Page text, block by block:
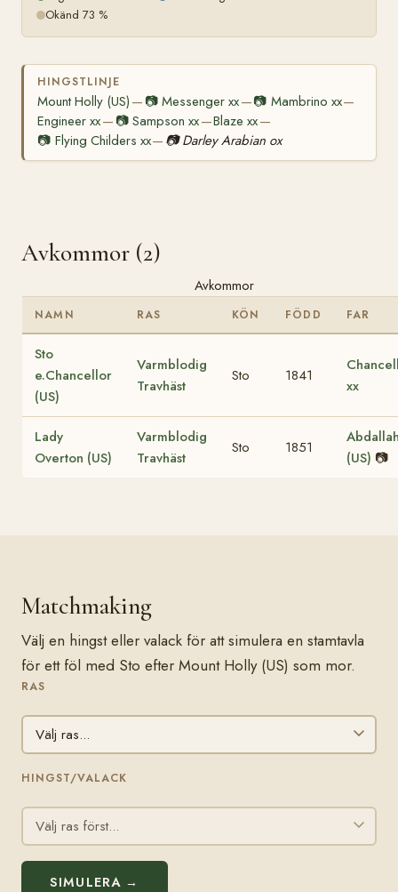
Okänd 73 %
HINGSTLINJE
Mount Holly (US) — 📷Messenger xx—📷 Mambrino xx—
Engineer xx— 📷Sampson xx—Blaze xx—
📷 Flying Childers xx— 📷 Darley Arabian ox
Avkommor (2)
Avkommor
NAMN RAS KÖN FÖDD FAR
Sto
e.Chancellor
(US)
Varmblodig
Travhäst
Sto 1841
xx
Lady
Overton (US)
Varmblodig
Travhäst
Sto 1851
(US) 📷
Matchmaking
Välj en hingst eller valack för att simulera en stamtavla
för ett föl med Sto efter Mount Holly (US) som mor.
RAS
HINGST/VALACK
SIMULERA →